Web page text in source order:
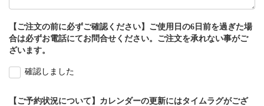
【ご注文の前に必ずご確認ください】ご使用日の6日前を過ぎた場
合は必ずお電話にてお問合せください。ご注文を承れない事がご
ざいます。
確認しました
【ご予約状況について】カレンダーの更新にはタイムラグがござ